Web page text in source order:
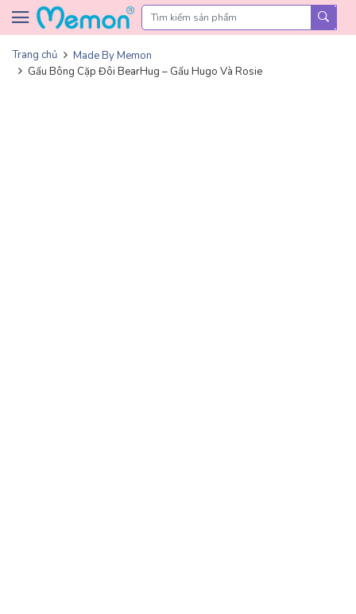
Skip to content
Trang chủ
Made By Memon
Gấu Bông Cặp Đôi BearHug – Gấu Hugo Và Rosie